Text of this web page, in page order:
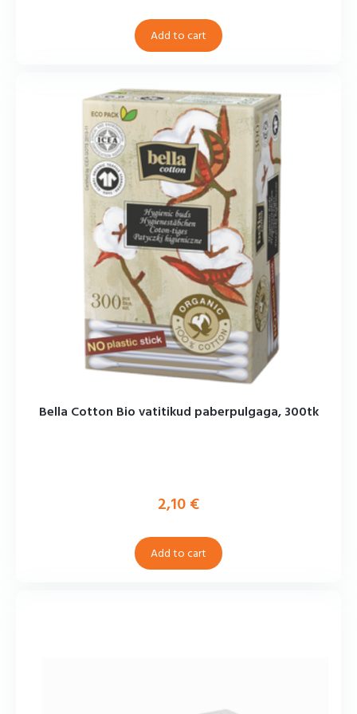
Add to cart
Bella Cotton Bio vatitikud paberpulgaga, 300tk
2,10€
Add to cart